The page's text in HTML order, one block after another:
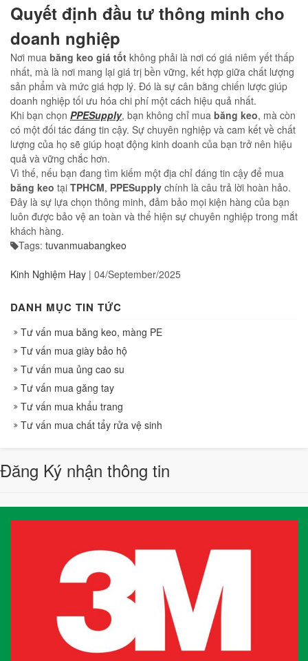
Quyết định đầu tư thông minh cho
doanh nghiệp
Nơi mua băng keo giá tốt không phải là nơi có giá niêm yết thấp
nhất, mà là nơi mang lại giá trị bền vững, kết hợp giữa chất lượng
sản phẩm và mức giá hợp lý. Đó là sự cân bằng chiến lược giúp
doanh nghiệp tối ưu hóa chi phí một cách hiệu quả nhất.
Khi bạn chọn PPESupply, bạn không chỉ mua băng keo, mà còn
có một đối tác đáng tin cậy. Sự chuyên nghiệp và cam kết về chất
lượng của họ sẽ giúp hoạt động kinh doanh của bạn trở nên hiệu
quả và vững chắc hơn.
Vì thế, nếu bạn đang tìm kiếm một địa chỉ đáng tin cậy để mua
băng keo tại TPHCM, PPESupply chính là câu trả lời hoàn hảo.
Đây là sự lựa chọn thông minh, đảm bảo mọi kiện hàng của bạn
luôn được bảo vệ an toàn và thể hiện sự chuyên nghiệp trong mắt
khách hàng.
Tags: tuvanmuabangkeo
Kinh Nghiệm Hay | 04/September/2025
DANH MỤC TIN TỨC
Tư vấn mua băng keo, màng PE
Tư vấn mua giày bảo hộ
Tư vấn mua ủng cao su
Tư vấn mua găng tay
Tư vấn mua khẩu trang
Tư vấn mua chất tẩy rửa vệ sinh
Đăng Ký nhận thông tin